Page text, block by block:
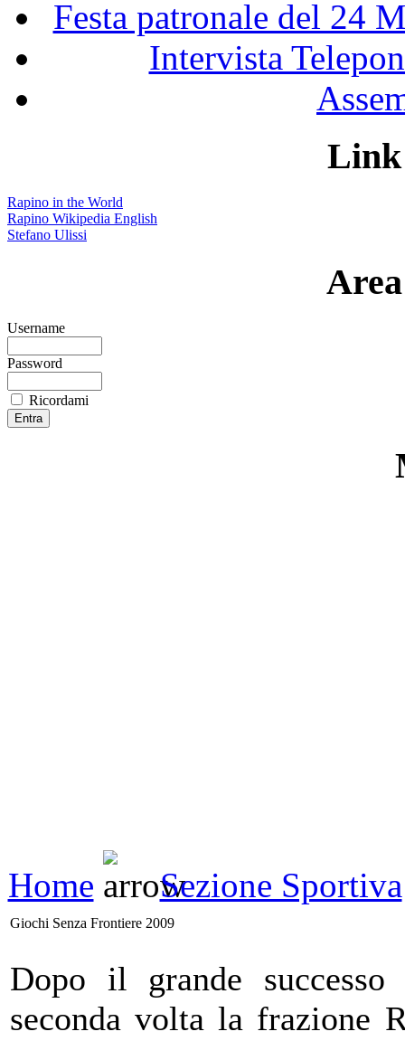
Festa patronale del 24
Intervista
Link
Rapino in the World
Rapino Wikipedia English
Stefano Ulissi
Username
Password
Ricordami
Home Sezione Sportiva
Giochi Senza Frontiere 2009
Dopo il grande
seconda volta la frazione